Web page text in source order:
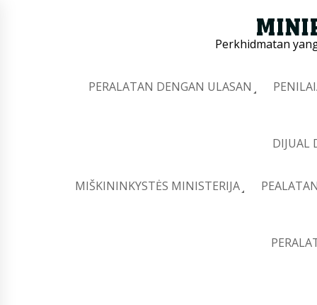
Perkhidmatan
PERALATAN DENGAN ULASAN
DIJUAL
MIŠKININKYSTĖS MINISTERIJA